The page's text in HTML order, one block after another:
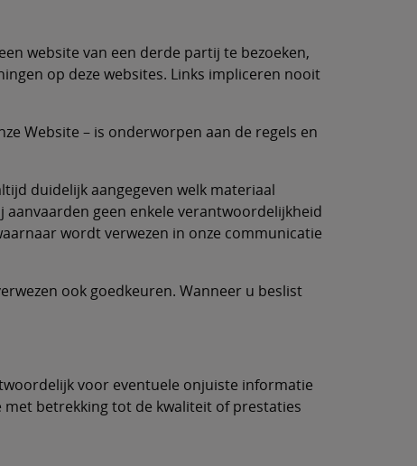
website van een derde partij te bezoeken,
op deze websites. Links impliceren nooit
Website – is onderworpen aan de regels en
duidelijk aangegeven welk materiaal
geen enkele verantwoordelijkheid
wordt verwezen in onze communicatie
ook goedkeuren. Wanneer u beslist
voor eventuele onjuiste informatie
betrekking tot de kwaliteit of prestaties